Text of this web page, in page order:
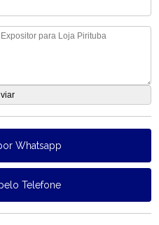
Whatsapp
Telefone